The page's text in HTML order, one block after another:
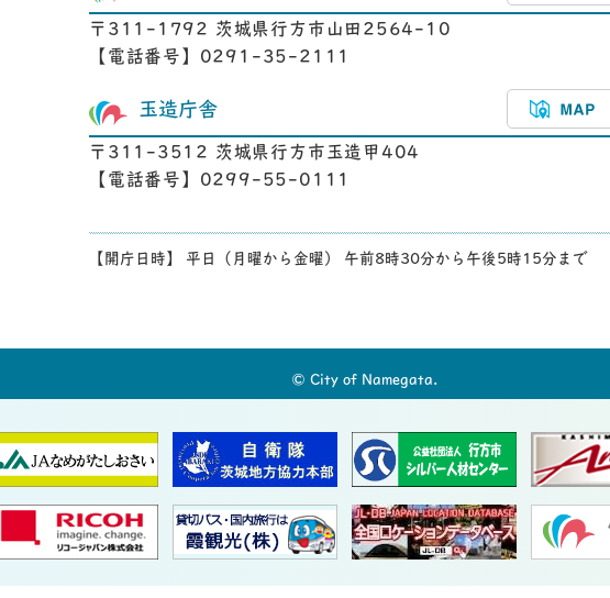
〒311-1792 茨城県行方市山田2564-10
【電話番号】0291-35-2111
玉造庁舎
〒311-3512 茨城県行方市玉造甲404
【電話番号】0299-55-0111
【開庁日時】 平日（月曜から金曜） 午前8時30分から午後5時15分まで
© City of Namegata.